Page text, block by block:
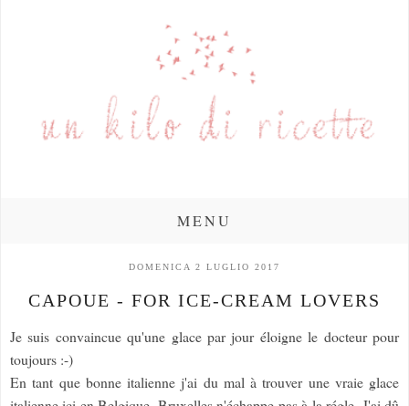
MENU
DOMENICA 2 LUGLIO 2017
CAPOUE - FOR ICE-CREAM LOVERS
Je suis convaincue qu'une glace par jour éloigne le docteur pour
toujours :-)
En tant que bonne italienne j'ai du mal à trouver une vraie glace